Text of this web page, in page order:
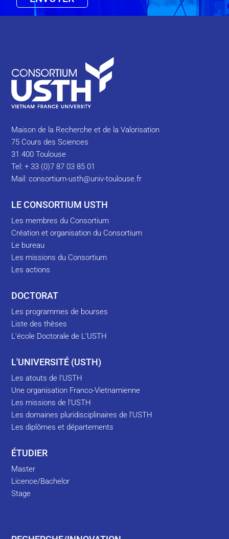
Maison de la Recherche et de la Valorisation
75 Cours des Sciences
31 400 Toulouse
Tel: + 33 (0)7 87 03 85 01
Mail:consortium-usth@univ-toulouse.fr
LE CONSORTIUM USTH
Les membres du Consortium
Création et organisation du Consortium
Le bureau
Les missions du Consortium
Les actions
DOCTORAT
Les programmes de bourses
Liste des thèses
L’école Doctorale de L’USTH
L'UNIVERSITÉ (USTH)
Les atouts de l'USTH
Une organisation Franco-Vietnamienne
Les missions de l’USTH
Les domaines pluridisciplinaires de l’USTH
Les diplômes et départements
ÉTUDIER
Master
Licence/Bachelor
Stage